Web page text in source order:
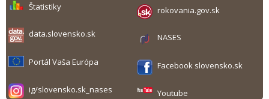
Štatistiky rokovania.gov.sk
data.slovensko.sk NASES
Portál Vaša Európa Facebook slovensko.sk
ig/slovensko.sk_nases Youtube